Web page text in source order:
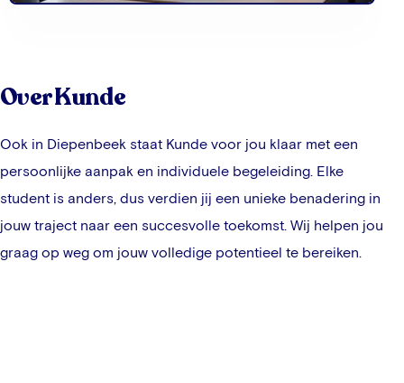
Over Kunde
Ook in Diepenbeek staat Kunde voor jou klaar met een
persoonlijke aanpak en individuele begeleiding. Elke
student is anders, dus verdien jij een unieke benadering in
jouw traject naar een succesvolle toekomst. Wij helpen jou
graag op weg om jouw volledige potentieel te bereiken.